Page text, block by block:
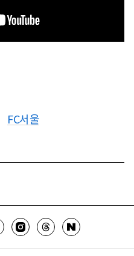
FC서울